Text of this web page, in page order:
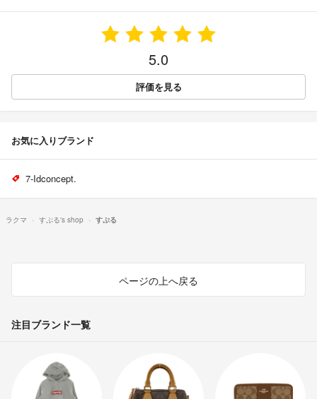
5.0
評価を見る
お気に入りブランド
7-Idconcept.
ラクマ すぷる's shop すぷる
ページの上へ戻る
注目ブランド一覧